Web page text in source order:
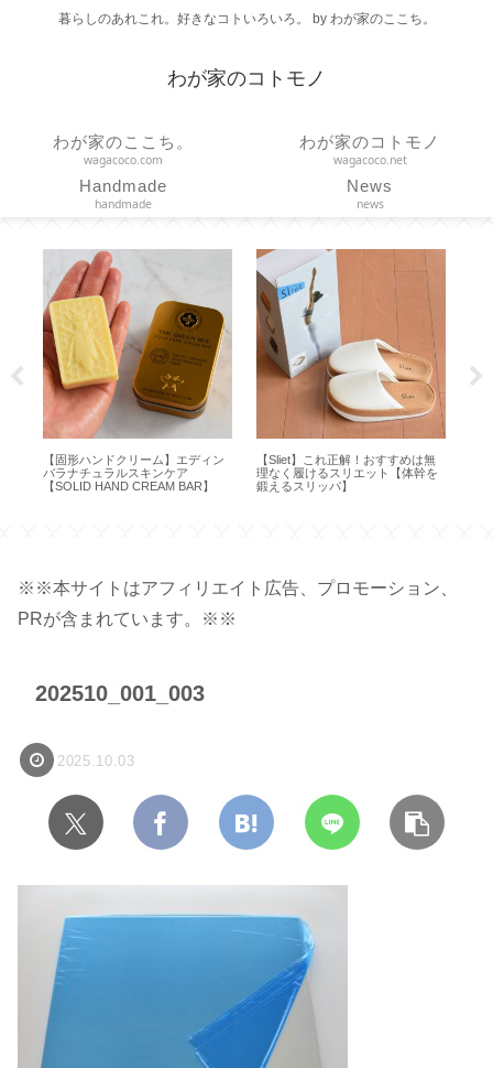
暮らしのあれこれ。好きなコトいろいろ。 by わが家のここち。
わが家のコトモノ
わが家のここち。
wagacoco.com
わが家のコトモノ
wagacoco.net
Handmade
handmade
News
news
【固形ハンドクリーム】エディン
バラナチュラルスキンケア
【SOLID HAND CREAM BAR】
【Sliet】これ正解！おすすめは無
理なく履けるスリエット【体幹を
鍛えるスリッパ】
※※本サイトはアフィリエイト広告、プロモーション、
PRが含まれています。※※
202510_001_003
2025.10.03